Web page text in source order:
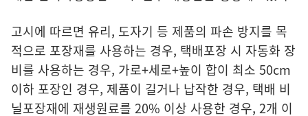
고시에 따르면 유리, 도자기 등 제품의 파손 방지를 목
적으로 포장재를 사용하는 경우, 택배포장 시 자동화 장
비를 사용하는 경우, 가로+세로+높이 합이 최소 50cm
이하 포장인 경우, 제품이 길거나 납작한 경우, 택배 비
닐포장재에 재생원료를 20% 이상 사용한 경우, 2개 이